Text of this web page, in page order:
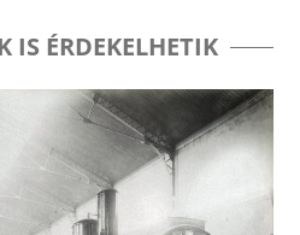
IS ÉRDEKELHETIK